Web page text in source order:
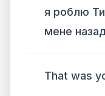
я роблю
мене
That was